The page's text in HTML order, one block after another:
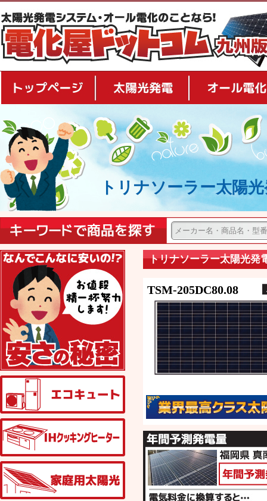
トップページ 太陽光発電
トリナソーラー太陽
安さの秘密
家庭用太陽光発電
トリナソーラー太陽光発
TSM-205DC80.08